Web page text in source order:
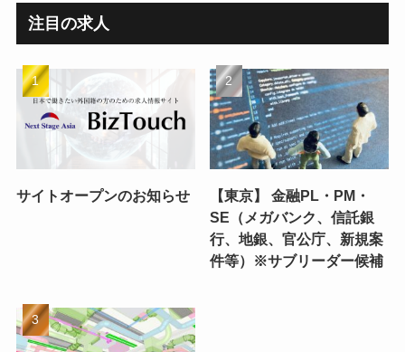
注目の求人
サイトオープンのお知らせ
【東京】 金融PL・PM・
SE（メガバンク、信託銀
行、地銀、官公庁、新規案
件等）※サブリーダー候補